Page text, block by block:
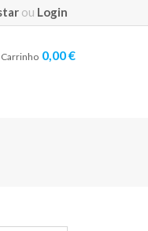
ou Login
Carrinho 0,00 €